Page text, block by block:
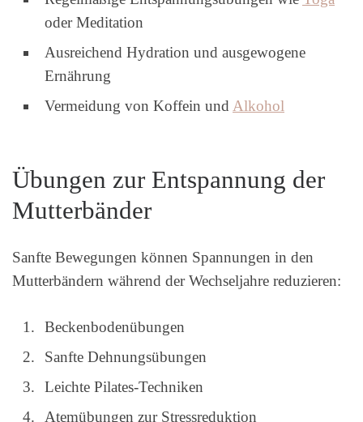
oder Meditation
Ausreichend Hydration und ausgewogene
Ernährung
Vermeidung von Koffein und Alkohol
Übungen zur Entspannung der
Mutterbänder
Sanfte Bewegungen können Spannungen in den
Mutterbändern während der Wechseljahre reduzieren:
Beckenbodenübungen
Sanfte Dehnungsübungen
Leichte Pilates-Techniken
Atemübungen zur Stressreduktion